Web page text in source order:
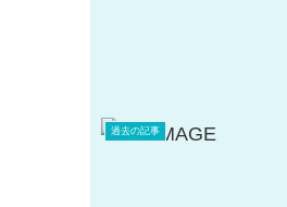
過去の記事